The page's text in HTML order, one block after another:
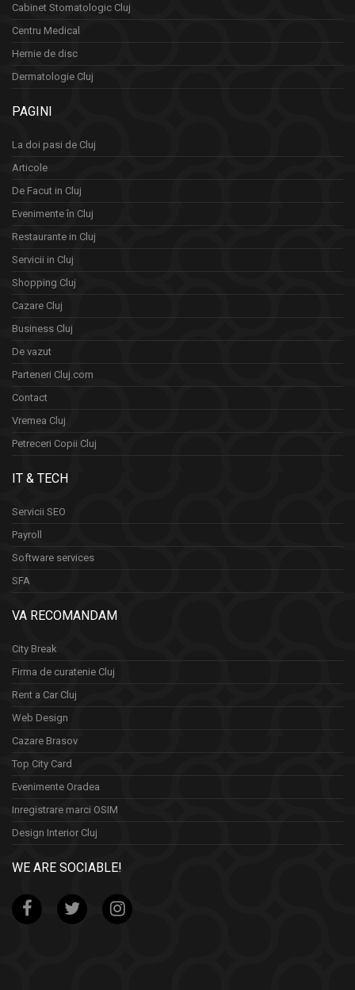
Cabinet Stomatologic Cluj
Centru Medical
Hernie de disc
Dermatologie Cluj
PAGINI
La doi pasi de Cluj
Articole
De Facut in Cluj
Evenimente în Cluj
Restaurante in Cluj
Servicii in Cluj
Shopping Cluj
Cazare Cluj
Business Cluj
De vazut
Parteneri Cluj.com
Contact
Vremea Cluj
Petreceri Copii Cluj
IT & TECH
Servicii SEO
Payroll
Software services
SFA
VA RECOMANDAM
City Break
Firma de curatenie Cluj
Rent a Car Cluj
Web Design
Cazare Brasov
Top City Card
Evenimente Oradea
Inregistrare marci OSIM
Design Interior Cluj
WE ARE SOCIABLE!